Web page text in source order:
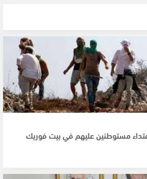
إثر اعتداء مستوطنين عليهم في بيت فوريك